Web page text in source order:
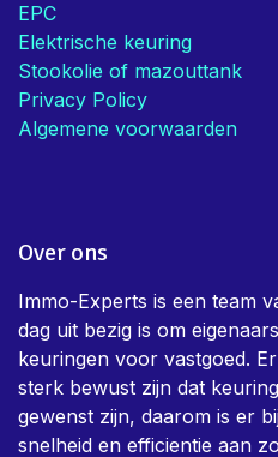
EPC
Elektrische keuring
Stookolie of mazouttank
Privacy Policy
Algemene voorwaarden
Over ons
Immo-Experts is een team
dag uit bezig is om
keuringen voor vastgoed.
sterk bewust zijn dat
gewenst zijn, daarom is er
snelheid en efficientie aan